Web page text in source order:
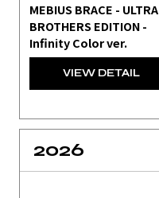
MEBIUS BRACE - ULTRA
BROTHERS EDITION -
Infinity Color ver.
VIEW DETAIL
2026